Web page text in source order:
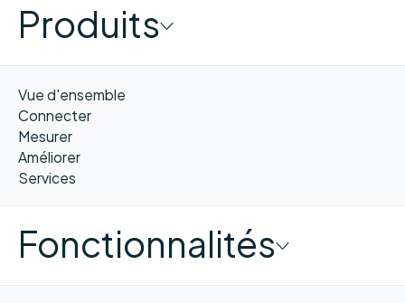
Produits
Vue d'ensemble
Connecter
Mesurer
Améliorer
Services
Fonctionnalités